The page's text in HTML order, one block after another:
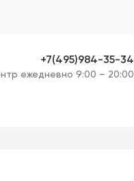
+7(495)984-35-34
ежедневно 9:00 – 20:00